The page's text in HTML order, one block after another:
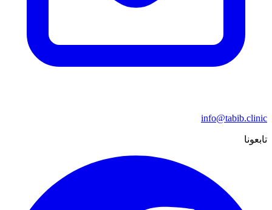
info@tabib.clinic
تابعونا